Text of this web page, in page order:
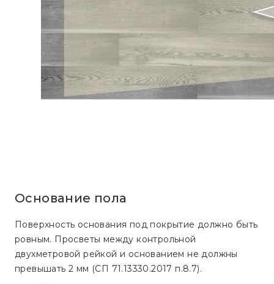
Основание пола
Поверхность основания под покрытие должно быть
ровным. Просветы между контрольной
двухметровой рейкой и основанием не должны
превышать 2 мм (СП 71.13330.2017 п.8.7).